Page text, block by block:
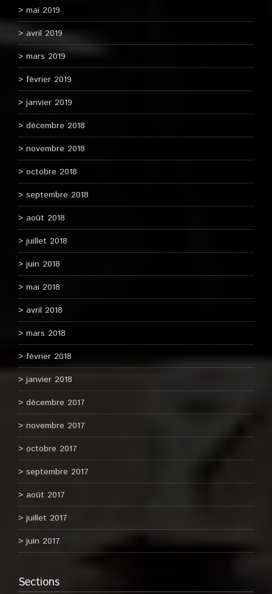
mai 2019
avril 2019
mars 2019
février 2019
janvier 2019
décembre 2018
novembre 2018
octobre 2018
septembre 2018
août 2018
juillet 2018
juin 2018
mai 2018
avril 2018
mars 2018
février 2018
janvier 2018
décembre 2017
novembre 2017
octobre 2017
septembre 2017
août 2017
juillet 2017
juin 2017
Sections